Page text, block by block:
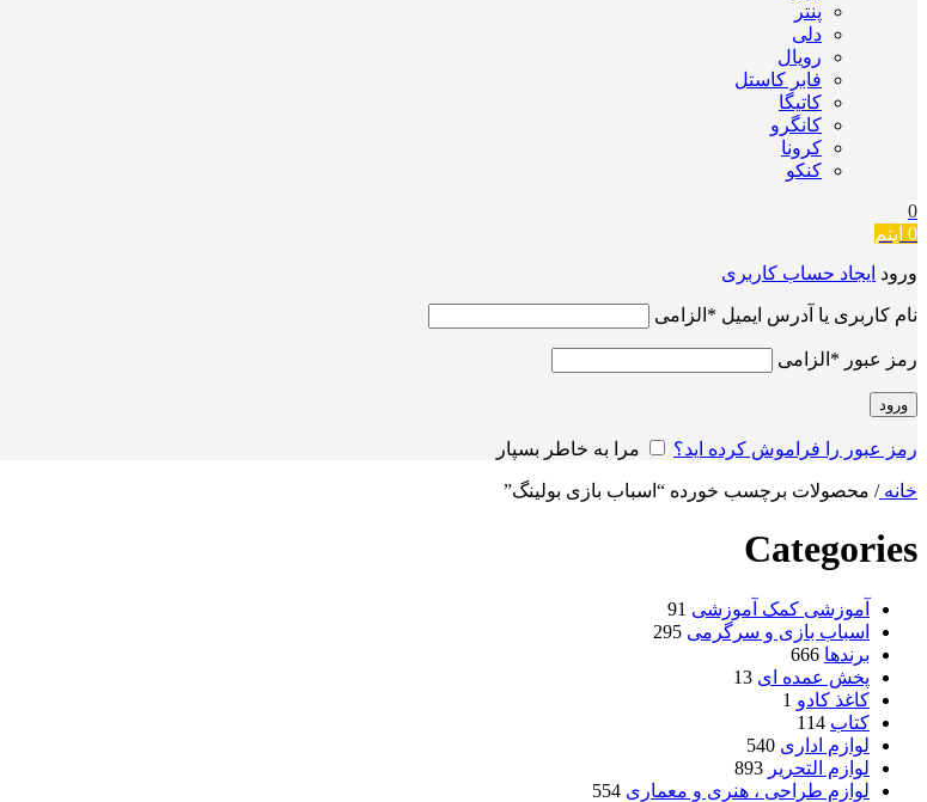
پنتر
دلی
رویال
فابر کاستل
کاتیگا
کانگرو
کرونا
کنکو
0
0 آیتم
ورود ایجاد حساب کاربری
نام کاربری یا آدرس ایمیل * الزامی
رمز عبور * الزامی
ورود
رمز عبور را فراموش کرده اید؟ مرا به خاطر بسپار
خانه/ محصولات برچسب خورده “اسباب بازی بولینگ”
Categories
آموزشی کمک آموزشی 91
اسباب بازی و سرگرمی 295
برندها 666
پخش عمده ای 13
کاغذ کادو 1
کتاب 114
لوازم اداری 540
لوازم التحریر 893
لوازم طراحی ، هنری و معماری 554